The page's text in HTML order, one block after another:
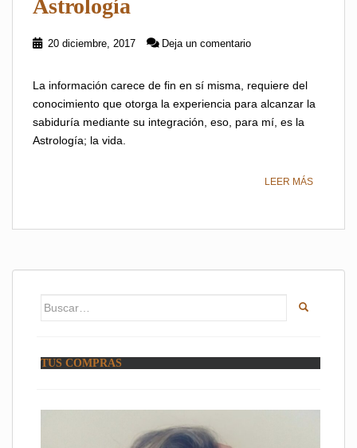
Astrología
20 diciembre, 2017 Deja un comentario
La información carece de fin en sí misma, requiere del
conocimiento que otorga la experiencia para alcanzar la
sabiduría mediante su integración, eso, para mí, es la
Astrología; la vida.
LEER MÁS
Buscar:
TUS COMPRAS